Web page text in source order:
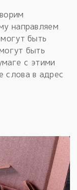
направляем
быть
быть
с этими
слова в адрес